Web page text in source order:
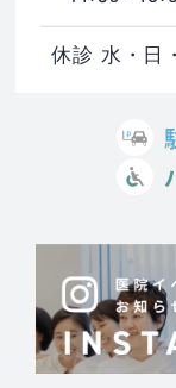
休診 水・日